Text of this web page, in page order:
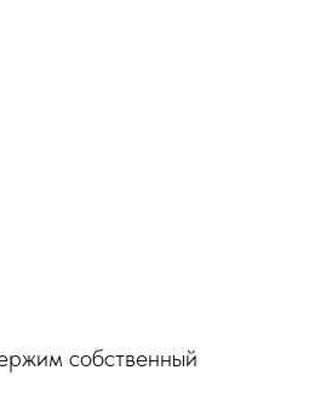
собственный